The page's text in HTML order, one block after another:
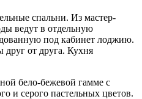
спальни. Из мастер-
ведут в отдельную
под кабинет лоджию.
друг от друга. Кухня
бело-бежевой гамме с
и серого пастельных цветов.